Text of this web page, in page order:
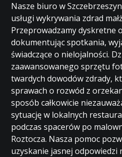
Nasze biuro w
usługi wykrywania zdrad
Przeprowadzamy dyskretne
dokumentując spotkania,
świadczące o nielojalności.
zaawansowanego sprzętu
twardych dowodów zdrady,
sprawach o rozwód z
sposób całkowicie
sytuację w lokalnych
podczas spacerów po
Roztocza. Nasza pomoc
uzyskanie jasnej odpowiedzi